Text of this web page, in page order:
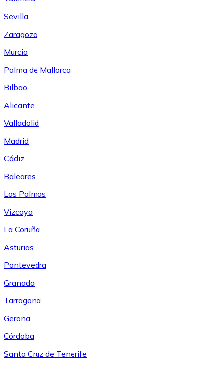
Sevilla
Zaragoza
Murcia
Palma de Mallorca
Bilbao
Alicante
Valladolid
Madrid
Cádiz
Baleares
Las Palmas
Vizcaya
La Coruña
Asturias
Pontevedra
Granada
Tarragona
Gerona
Córdoba
Santa Cruz de Tenerife